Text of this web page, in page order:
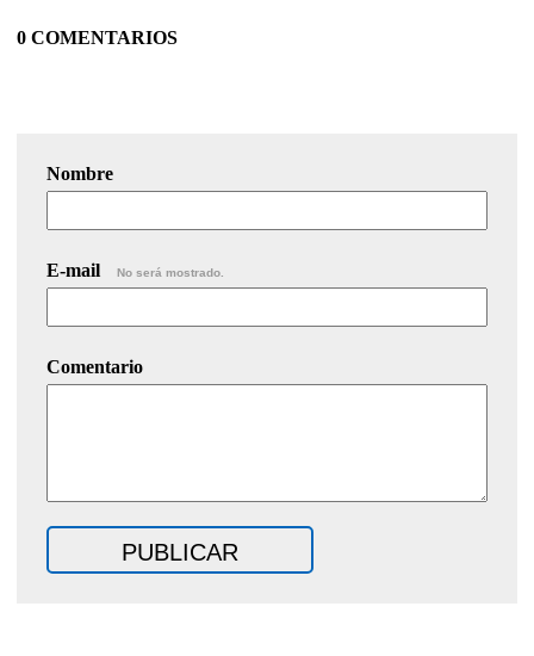
0 COMENTARIOS
Nombre
E-mail No será mostrado.
Comentario